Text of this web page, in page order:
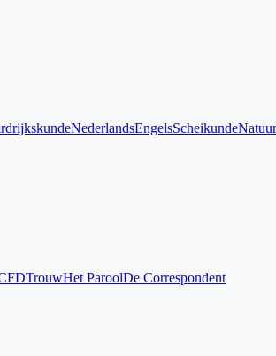
NederlandsEngelsScheikunde
FDTrouwHet ParoolDe Correspondent